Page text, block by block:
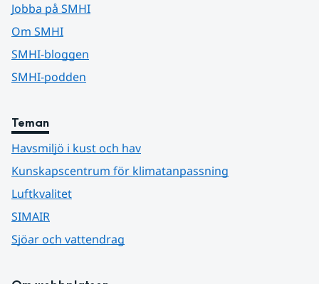
Jobba på SMHI
Om SMHI
SMHI-bloggen
SMHI-podden
Teman
Havsmiljö i kust och hav
Kunskapscentrum för klimatanpassning
Luftkvalitet
SIMAIR
Sjöar och vattendrag